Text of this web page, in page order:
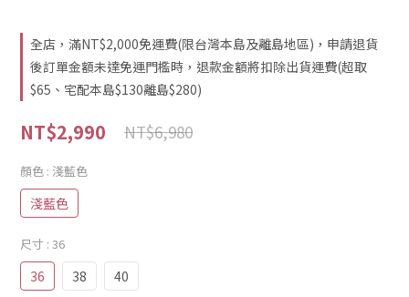
全店，滿NT$2,000免運費(限台灣本島及離島地區)，申請退貨
後訂單金額未達免運門檻時，退款金額將扣除出貨運費(超取
$65、宅配本島$130離島$280)
NT$2,990 NT$6,980
顏色 : 淺藍色
淺藍色
尺寸 : 36
36 38 40